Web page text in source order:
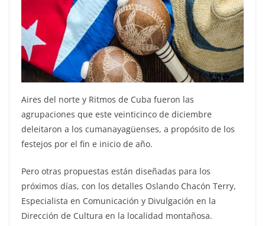
Aires del norte y Ritmos de Cuba fueron las
agrupaciones que este veinticinco de diciembre
deleitaron a los cumanayagüenses, a propósito de los
festejos por el fin e inicio de año.
Pero otras propuestas están diseñadas para los
próximos días, con los detalles Oslando Chacón Terry,
Especialista en Comunicación y Divulgación en la
Dirección de Cultura en la localidad montañosa.